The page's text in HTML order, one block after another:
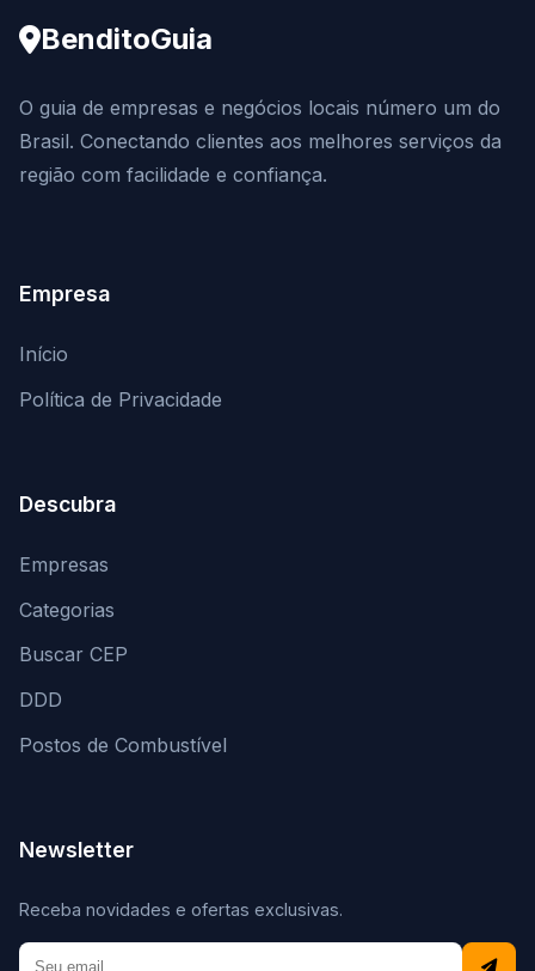
BenditoGuia
O guia de empresas e negócios locais número um do
Brasil. Conectando clientes aos melhores serviços da
região com facilidade e confiança.
Empresa
Início
Política de Privacidade
Descubra
Empresas
Categorias
Buscar CEP
DDD
Postos de Combustível
Newsletter
Receba novidades e ofertas exclusivas.